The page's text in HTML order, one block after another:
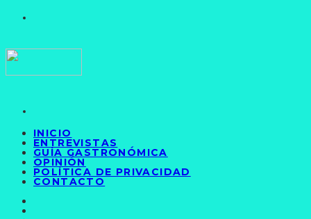
INICIO
ENTREVISTAS
GUÍA GASTRONÓMICA
OPINIÓN
POLÍTICA DE PRIVACIDAD
CONTACTO